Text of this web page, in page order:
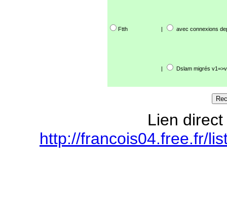
Ftth | avec connexions
| Dslam migrés
Lien
http://francois04.free.fr/